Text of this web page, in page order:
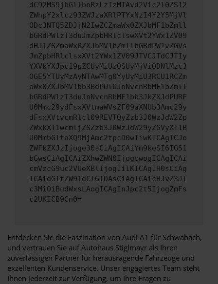
dC92MS9jbGllbnRzLzIzMTAvd2Vic2l0ZS12
ZWhpY2xlcz93ZWJzaXRlPTYxNzI4Y2Y5MjVl
ODc3NTQ5ZDJjN2IwZCZmaWx0ZXJbMF1bZmll
bGRdPWlzT3duJmZpbHRlclswXVt2YWx1ZV09
dHJ1ZSZmaWx0ZXJbMV1bZmllbGRdPW1vZGVs
JmZpbHRlclsxXVt2YWx1ZV09JTVCJTdCJTIy
YXVkYXJpc19pZCUyMiUzQSUyMjViODNlMzc3
OGE5YTUyMzAyNTAwMTg0YyUyMiU3RCU1RCZm
aWx0ZXJbMV1bb3BdPUlOJnNvcnRbMF1bZmll
bGRdPWlzT3duJnNvcnRbMF1bb3JkZXJdPURF
U0Mmc29ydFsxXVtmaWVsZF09aXNUb3Amc29y
dFsxXVtvcmRlcl09REVTQyZzb3J0WzJdW2Zp
ZWxkXT1wcmljZSZzb3J0WzJdW29yZGVyXT1B
U0MmbGltaXQ9MjAmc2tpcD0wIiwKICAgICJo
ZWFkZXJzIjoge30sCiAgICAiYm9keSI6IG51
bGwsCiAgICAiZXhwZWN0IjogewogICAgICAi
cmVzcG9uc2VUeXBlIjogIiIKICAgIH0sCiAg
ICAidGltZW91dCI6IDAsCiAgICAicHJvZ3Jl
c3MiOiBudWxsLAogICAgInJpc2t5IjogZmFs
c2UKICB9Cn0=
Entdecken Sie die Faszination von Audi A1 für Schwabach,
und vertrauen Sie auf Autohaus Stiglmayr als Ihren
zuverlässigen Partner für herausragende Fahrzeuge und
exzellenten Kundenservice. Unser engagiertes Team steht
Ihnen jederzeit zur Verfügung, um Ihre Fragen zu